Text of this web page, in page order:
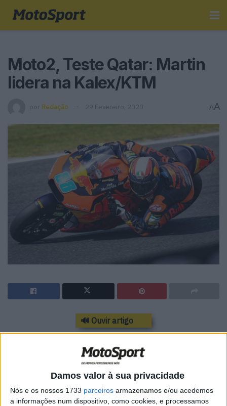
Damos valor à sua privacidade
Nós e os nossos 1733 parceiros armazenamos e/ou acedemos
a informações num dispositivo, como cookies, e processamos
Moto2, Teste Qatar: Martin
lidera na Kalex/KTM
por Redação 29 Fevereiro, 2020 AA
🔊 Ouvir artigo
a vez das Moto2 chegarem ao traçado onde daqui a uma
semana vai começar o Mundial de 2020.
Os treinos da classe intermédia acabaram com a
surpresa de Jorge Martin à frente, seguido de Remy